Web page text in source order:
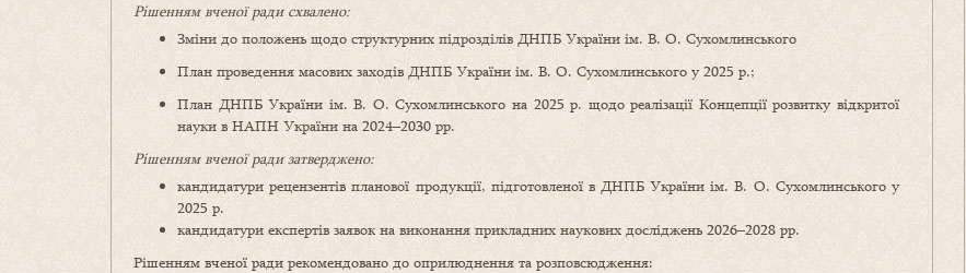
Рішенням вченої ради схвалено:
Зміни до положень щодо структурних підрозділів ДНПБ України ім. В. О. Сухомлинського
План проведення масових заходів ДНПБ України ім. В. О. Сухомлинського у 2025 р.;
План ДНПБ України ім. В. О. Сухомлинського на 2025 р. щодо реалізації Концепції розвитку відкритої
науки в НАПН України на 2024–2030 рр.
Рішенням вченої ради затверджено:
кандидатури рецензентів планової продукції, підготовленої в ДНПБ України ім. В. О. Сухомлинського у
2025 р.
кандидатури експертів заявок на виконання прикладних наукових досліджень 2026–2028 рр.
Рішенням вченої ради рекомендовано до оприлюднення та розповсюдження: